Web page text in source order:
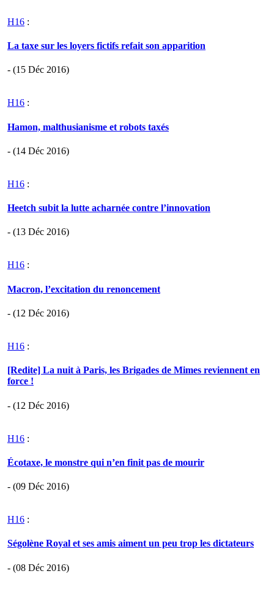
H16 :
La taxe sur les loyers fictifs refait son apparition
- (15 Déc 2016)
H16 :
Hamon, malthusianisme et robots taxés
- (14 Déc 2016)
H16 :
Heetch subit la lutte acharnée contre l’innovation
- (13 Déc 2016)
H16 :
Macron, l’excitation du renoncement
- (12 Déc 2016)
H16 :
[Redite] La nuit à Paris, les Brigades de Mimes reviennent en
force !
- (12 Déc 2016)
H16 :
Écotaxe, le monstre qui n’en finit pas de mourir
- (09 Déc 2016)
H16 :
Ségolène Royal et ses amis aiment un peu trop les dictateurs
- (08 Déc 2016)